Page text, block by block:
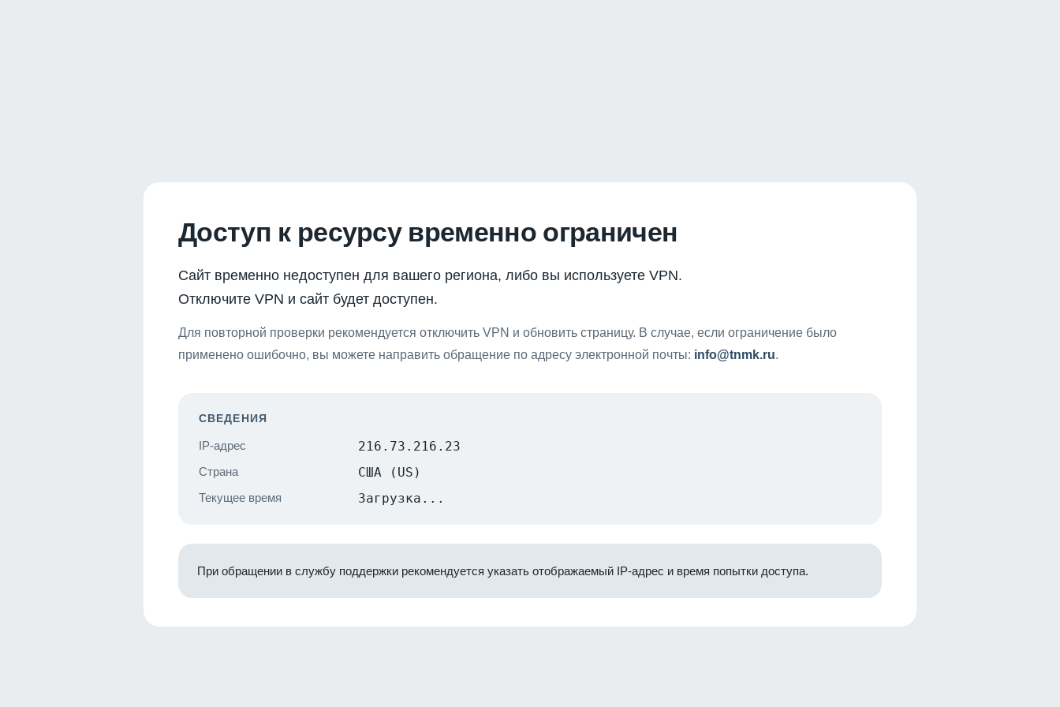
Доступ к ресурсу временно ограничен
Сайт временно недоступен для вашего региона, либо вы используете VPN.
Отключите VPN и сайт будет доступен.
Для повторной проверки рекомендуется отключить VPN и обновить страницу. В случае, если ограничение было
применено ошибочно, вы можете направить обращение по адресу электронной почты: info@tnmk.ru.
СВЕДЕНИЯ
IP-адрес 216.73.216.23
Страна США (US)
Текущее время Загрузка...
При обращении в службу поддержки рекомендуется указать отображаемый IP-адрес и время попытки доступа.